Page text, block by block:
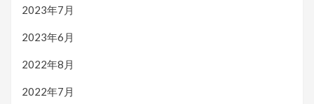
2023年7月
2023年6月
2022年8月
2022年7月